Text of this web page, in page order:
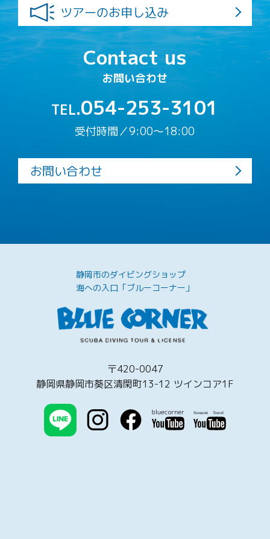
ツアーのお申し込み
Contact us
お問い合わせ
TEL.054-253-3101
受付時間／9:00〜18:00
お問い合わせ
静岡市のダイビングショップ
海への入口「ブルーコーナー」
〒420-0047
静岡県静岡市葵区清閑町13-12 ツインコア1F